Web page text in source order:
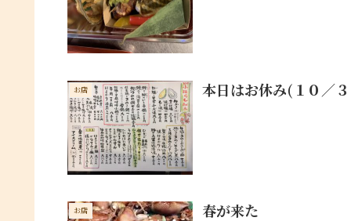
お店 本日はお休み(１０／
お店 春が来た